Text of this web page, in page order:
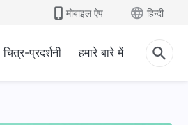
मोबाइल ऐप हिन्दी
चित्र-प्रदर्शनी हमारे बारे में